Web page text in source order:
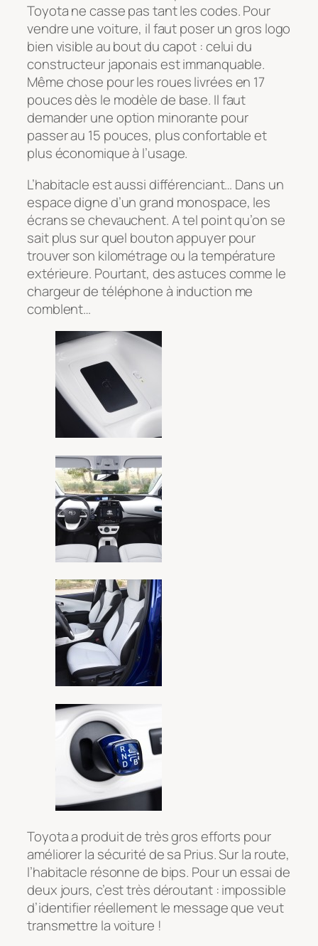
Toyota ne casse pas tant les codes. Pour
vendre une voiture, il faut poser un gros logo
bien visible au bout du capot : celui du
constructeur japonais est immanquable.
Même chose pour les roues livrées en 17
pouces dès le modèle de base. Il faut
demander une option minorante pour
passer au 15 pouces, plus confortable et
plus économique à l’usage.
L’habitacle est aussi différenciant… Dans un
espace digne d’un grand monospace, les
écrans se chevauchent. A tel point qu’on se
sait plus sur quel bouton appuyer pour
trouver son kilométrage ou la température
extérieure. Pourtant, des astuces comme le
chargeur de téléphone à induction me
comblent…
Toyota a produit de très gros efforts pour
améliorer la sécurité de sa Prius. Sur la route,
l’habitacle résonne de bips. Pour un essai de
deux jours, c’est très déroutant : impossible
d’identifier réellement le message que veut
transmettre la voiture !